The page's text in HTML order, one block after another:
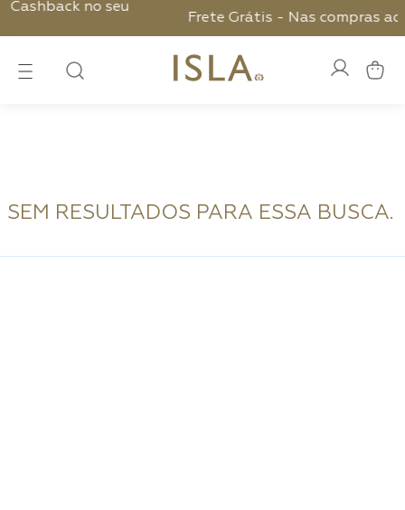
Frete Grátis - Nas compras acima de R$
SEM RESULTADOS PARA ESSA BUSCA.